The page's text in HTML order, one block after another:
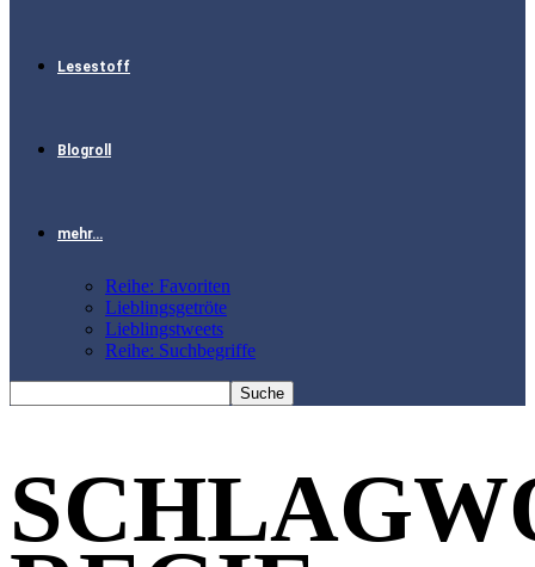
Lesestoff
Blogroll
mehr…
Reihe: Favoriten
Lieblingsgetröte
Lieblingstweets
Reihe: Suchbegriffe